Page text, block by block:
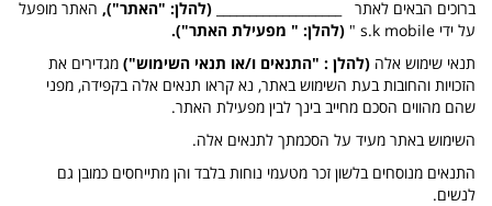
ברוכים הבאים לאתר ___________________ (להלן: "האתר"), האתר מופעל
על ידי s.k mobile
" (להלן: " מפעילת האתר").
תנאי שימוש אלה (להלן : "התנאים ו/או תנאי השימוש") מגדירים את
הזכויות והחובות בעת השימוש באתר, נא קראו תנאים אלה בקפידה, מפני
שהם מהווים הסכם מחייב בינך לבין מפעילת האתר.
השימוש באתר מעיד על הסכמתך לתנאים אלה.
התנאים מנוסחים בלשון זכר מטעמי נוחות בלבד והן מתייחסים כמובן גם
לנשים.